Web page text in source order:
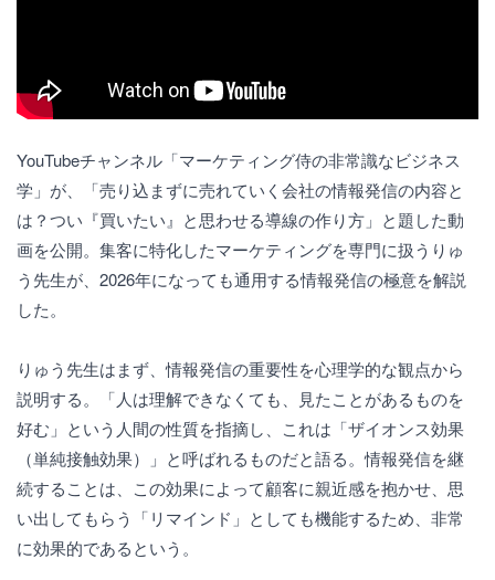
YouTubeチャンネル「マーケティング侍の非常識なビジネス
学」が、「売り込まずに売れていく会社の情報発信の内容と
は？つい『買いたい』と思わせる導線の作り方」と題した動
画を公開。集客に特化したマーケティングを専門に扱うりゅ
う先生が、2026年になっても通用する情報発信の極意を解説
した。
りゅう先生はまず、情報発信の重要性を心理学的な観点から
説明する。「人は理解できなくても、見たことがあるものを
好む」という人間の性質を指摘し、これは「ザイオンス効果
（単純接触効果）」と呼ばれるものだと語る。情報発信を継
続することは、この効果によって顧客に親近感を抱かせ、思
い出してもらう「リマインド」としても機能するため、非常
に効果的であるという。